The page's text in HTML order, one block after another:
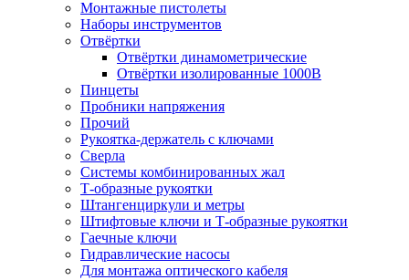
Монтажные пистолеты
Наборы инструментов
Отвёртки
Отвёртки динамометрические
Отвёртки изолированные 1000В
Пинцеты
Пробники напряжения
Прочий
Рукоятка-держатель с ключами
Сверла
Системы комбинированных жал
Т-образные рукоятки
Штангенциркули и метры
Штифтовые ключи и Т-образные рукоятки
Гаечные ключи
Гидравлические насосы
Для монтажа оптического кабеля